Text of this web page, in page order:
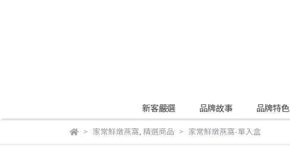
新客嚴選 品牌故事 品牌特色
家常鮮燉燕窩, 精選商品 家常鮮燉燕窩-單入盒